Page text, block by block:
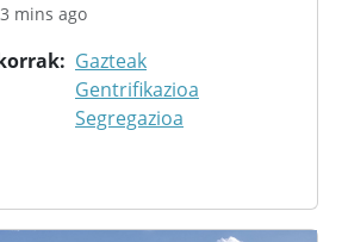
mins ago
Gazteak
Gentrifikazioa
Segregazioa